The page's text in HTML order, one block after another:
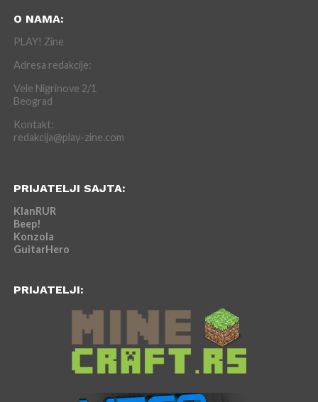
O NAMA:
PLAY! Zine
Adresa redakcije:
Vele Nigrinove 2/1
Beograd
Kontakt:
redakcija@play-zine.com
PRIJATELJI SAJTA:
KlanRUR
Beep!
Konzola
GuitarHero
PRIJATELJI: